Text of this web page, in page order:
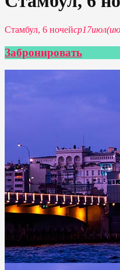
Стамбул, 6 ночейср17июл
Забронировать